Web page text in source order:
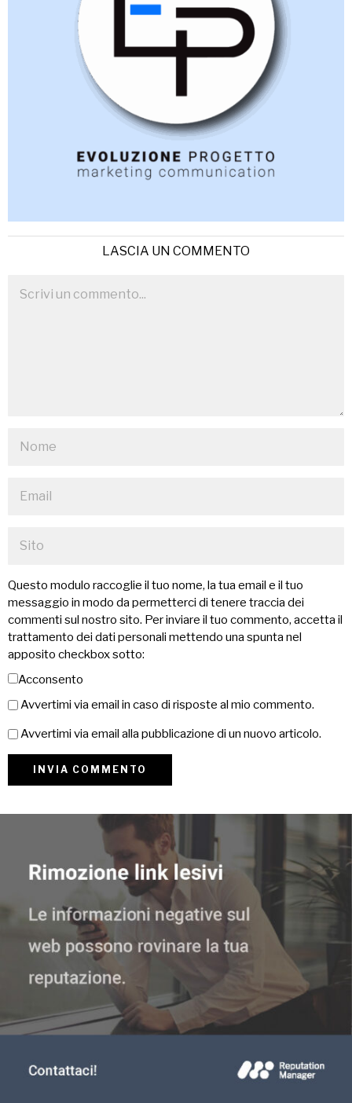
LASCIA UN COMMENTO
Questo modulo raccoglie il tuo nome, la tua email e il tuo
messaggio in modo da permetterci di tenere traccia dei
commenti sul nostro sito. Per inviare il tuo commento, accetta il
trattamento dei dati personali mettendo una spunta nel
apposito checkbox sotto:
Acconsento
Avvertimi via email in caso di risposte al mio commento.
Avvertimi via email alla pubblicazione di un nuovo articolo.